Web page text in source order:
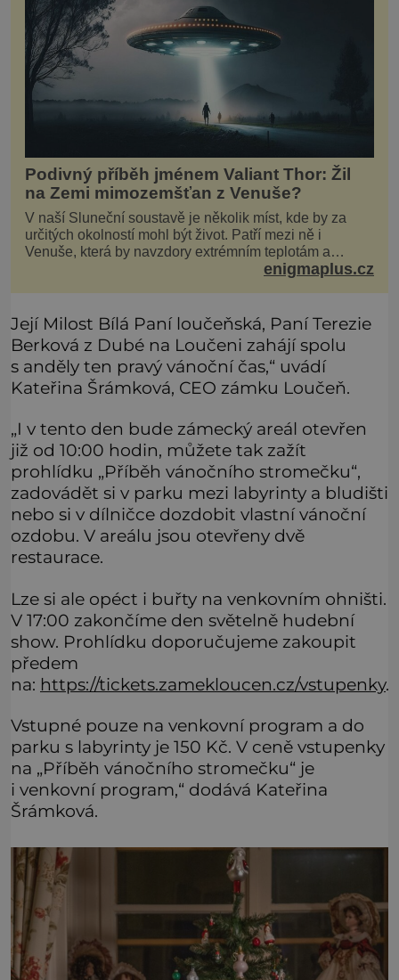
Podivný příběh jménem Valiant Thor: Žil
na Zemi mimozemšťan z Venuše?
V naší Sluneční soustavě je několik míst, kde by za
určitých okolností mohl být život. Patří mezi ně i
Venuše, která by navzdory extrémním teplotám a
smrtícímu složení atmosféry teoreticky mohla ukrývat
enigmaplus.cz
Její Milost Bílá Paní loučeňská, Paní Terezie
Berková z Dubé na Loučeni zahájí spolu
s anděly ten pravý vánoční čas,“ uvádí
Kateřina Šrámková, CEO zámku Loučeň.
„I v tento den bude zámecký areál otevřen
již od 10:00 hodin, můžete tak zažít
prohlídku „Příběh vánočního stromečku“,
zadovádět si v parku mezi labyrinty a bludišti
nebo si v dílničce dozdobit vlastní vánoční
ozdobu. V areálu jsou otevřeny dvě
restaurace.
Lze si ale opéct i buřty na venkovním ohništi.
V 17:00 zakončíme den světelně hudební
show. Prohlídku doporučujeme zakoupit
předem
na: https://tickets.zamekloucen.cz/vstupenky.
Vstupné pouze na venkovní program a do
parku s labyrinty je 150 Kč. V ceně vstupenky
na „Příběh vánočního stromečku“ je
i venkovní program,“ dodává Kateřina
Šrámková.